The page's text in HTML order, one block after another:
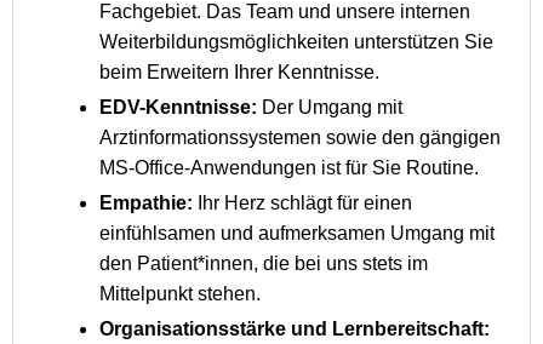
Fachgebiet. Das Team und unsere internen
Weiterbildungsmöglichkeiten unterstützen Sie
beim Erweitern Ihrer Kenntnisse.
EDV-Kenntnisse: Der Umgang mit
Arztinformationssystemen sowie den gängigen
MS-Office-Anwendungen ist für Sie Routine.
Empathie: Ihr Herz schlägt für einen
einfühlsamen und aufmerksamen Umgang mit
den Patient*innen, die bei uns stets im
Mittelpunkt stehen.
Organisationsstärke und Lernbereitschaft: